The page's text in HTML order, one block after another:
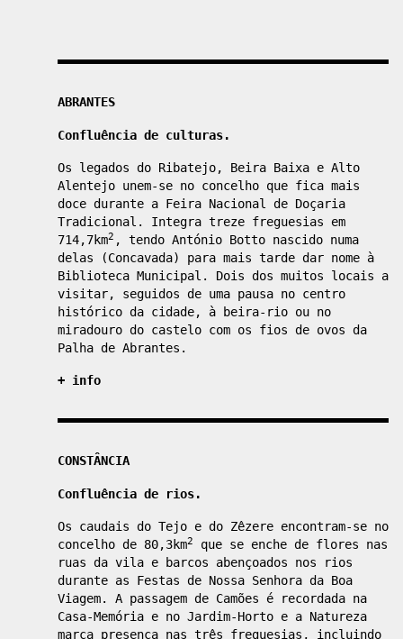
Localizações
ABRANTES
Confluência de culturas.
Os legados do Ribatejo, Beira Baixa e Alto
Alentejo unem-se no concelho que fica mais
doce durante a Feira Nacional de Doçaria
Tradicional. Integra treze freguesias em
714,7km2 , tendo António Botto nascido numa
delas (Concavada) para mais tarde dar nome à
Biblioteca Municipal. Dois dos muitos locais a
visitar, seguidos de uma pausa no centro
histórico da cidade, à beira-rio ou no
miradouro do castelo com os fios de ovos da
Palha de Abrantes.
+ info
CONSTÂNCIA
Confluência de rios.
Os caudais do Tejo e do Zêzere encontram-se no
concelho de 80,3km2
que se enche de flores nas
ruas da vila e barcos abençoados nos rios
durante as Festas de Nossa Senhora da Boa
Viagem. A passagem de Camões é recordada na
Casa-Memória e no Jardim-Horto e a Natureza
marca presença nas três freguesias, incluindo